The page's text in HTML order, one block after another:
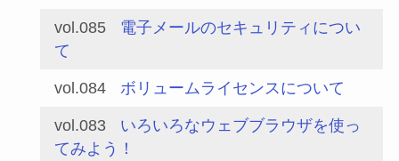
vol.085
電子メールのセキュリティについ
て
vol.084 ボリュームライセンスについて
vol.083
いろいろなウェブブラウザを使っ
てみよう！